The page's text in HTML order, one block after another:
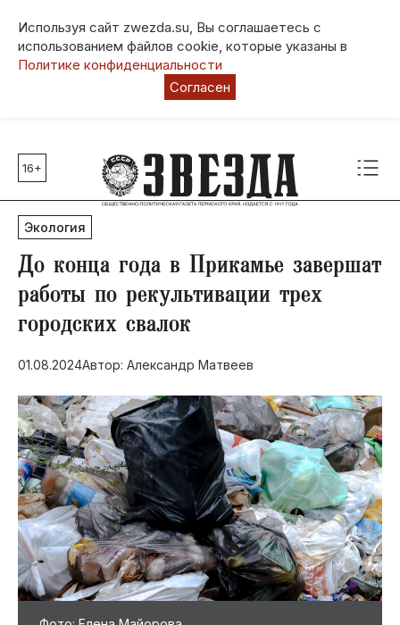
Используя сайт zwezda.su, Вы соглашаетесь с
использованием файлов cookie, которые указаны в
Политике конфиденциальности
Согласен
Главные темы
80 лет Победы
Молодежная столица РФ
СВО
Выборы в Пермском крае
Социальная поддержка
Инфраструктура
Благоустройство
16+
Экология
До конца года в Прикамье завершат
работы по рекультивации трех
городских свалок
01.08.2024Автор: Александр Матвеев